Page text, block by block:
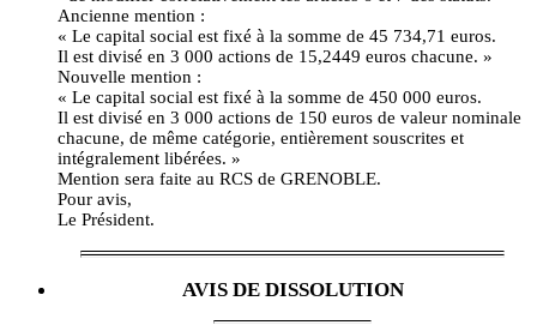
Ancienne mention :
« Le capital social est fixé à la somme de 45 734,71 euros.
Il est divisé en 3 000 actions de 15,2449 euros chacune. »
Nouvelle mention :
« Le capital social est fixé à la somme de 450 000 euros.
Il est divisé en 3 000 actions de 150 euros de valeur nominale
chacune, de même catégorie, entièrement souscrites et
intégralement libérées. »
Mention sera faite au RCS de GRENOBLE.
Pour avis,
Le Président.
AVIS DE DISSOLUTION